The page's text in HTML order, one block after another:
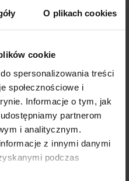
O plikach cookies
cookie
spersonalizowania treści
społecznościowe i
Informacje o tym, jak
partnerom
i analitycznym.
z innymi danymi
podczas
Z01486859
140 x 250 cm
140 cm
250 cm
o małym stopniu
zaciemnienia
wysokich na 280 cm,
zasłony szerokie
do 140 cm zasłony o
estetycznym szwem z
ostrożności w